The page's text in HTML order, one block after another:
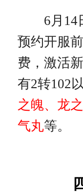
6月14日
预约开服
费，激活
有2转102
之魄、龙
气丸等。